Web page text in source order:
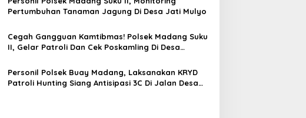
Pertumbuhan Tanaman Jagung Di Desa Jati Mulyo
Cegah Gangguan Kamtibmas! Polsek Madang Suku
II, Gelar Patroli Dan Cek Poskamling Di Desa
Personil Polsek Buay Madang, Laksanakan KRYD
Patroli Hunting Siang Antisipasi 3C Di Jalan Desa